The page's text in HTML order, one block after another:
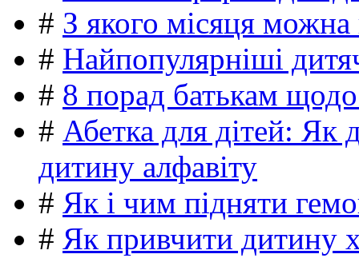
# З якого місяця можна
# Найпопулярніші
# 8 порад батькам
# Абетка для дітей: Як
дитину алфавіту
# Як і чим підняти
# Як привчити дитину